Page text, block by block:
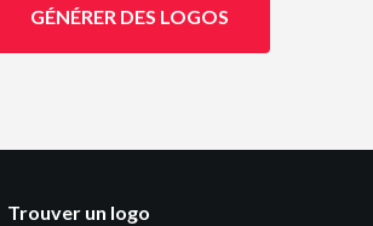
GÉNÉRER DES LOGOS
Trouver un logo